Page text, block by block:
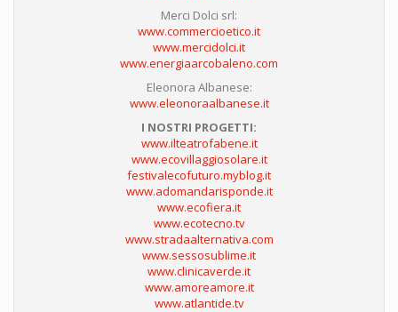
Merci Dolci srl:
www.commercioetico.it
www.mercidolci.it
www.energiaarcobaleno.com
Eleonora Albanese:
www.eleonoraalbanese.it
I NOSTRI PROGETTI:
www.ilteatrofabene.it
www.ecovillaggiosolare.it
festivalecofuturo.myblog.it
www.adomandarisponde.it
www.ecofiera.it
www.ecotecno.tv
www.stradaalternativa.com
www.sessosublime.it
www.clinicaverde.it
www.amoreamore.it
www.atlantide.tv